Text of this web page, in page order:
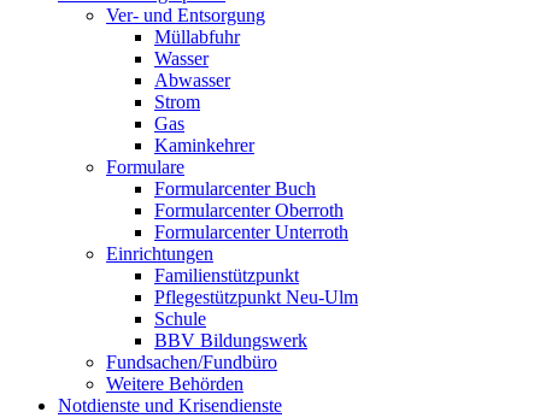
Ver- und Entsorgung
Müllabfuhr
Wasser
Abwasser
Strom
Gas
Kaminkehrer
Formulare
Formularcenter Buch
Formularcenter Oberroth
Formularcenter Unterroth
Einrichtungen
Familienstützpunkt
Pflegestützpunkt Neu-Ulm
Schule
BBV Bildungswerk
Fundsachen/Fundbüro
Weitere Behörden
Notdienste und Krisendienste